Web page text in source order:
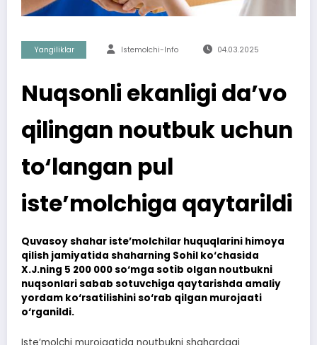
Yangiliklar Istemolchi-Info 04.03.2025
Nuqsonli ekanligi da’vo
qilingan noutbuk uchun
to‘langan pul
iste’molchiga qaytarildi
Quvasoy shahar iste’molchilar huquqlarini himoya
qilish jamiyatida shaharning Sohil ko‘chasida
X.J.ning 5 200 000 so‘mga sotib olgan noutbukni
nuqsonlari sabab sotuvchiga qaytarishda amaliy
yordam ko‘rsatilishini so‘rab qilgan murojaati
o‘rganildi.